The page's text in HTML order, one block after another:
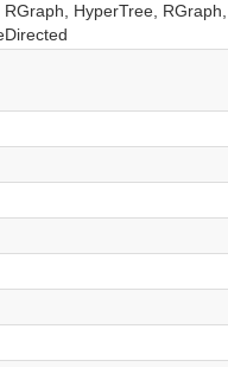
HyperTree, RGraph,